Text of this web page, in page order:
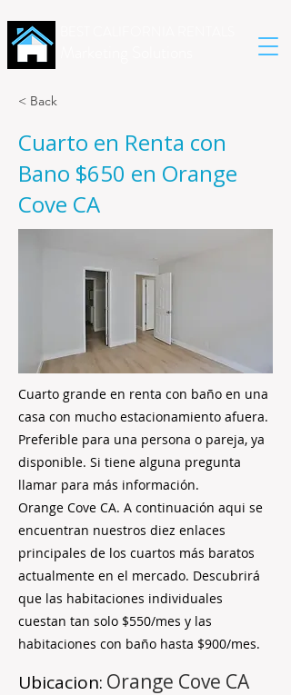
< Back
Cuarto en Renta con
Bano $650 en Orange
Cove CA
Cuarto grande en renta con baño en una
casa con mucho estacionamiento afuera.
Preferible para una persona o pareja, ya
disponible. Si tiene alguna pregunta
llamar para más información.
Orange Cove CA. A continuación aqui se
encuentran nuestros diez enlaces
principales de los cuartos más baratos
actualmente en el mercado. Descubrirá
que las habitaciones individuales
cuestan tan solo $550/mes y las
habitaciones con baño hasta $900/mes.
Ubicacion: Orange Cove CA